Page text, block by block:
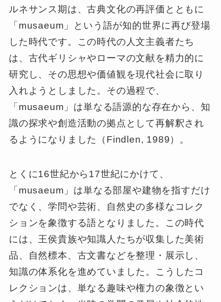
ルネサンス期は、古典文化の再評価とともに
「musaeum」という語が知的世界に再び登場
した時代です。この時代の人文主義者たち
は、古代ギリシャやローマの文献を精力的に
研究し、その思想や価値観を現代社会に取り
入れようとしました。その過程で、
「musaeum」は単なる語源的な存在から、知
識の探求や創造活動の拠点として再解釈され
るようになりました（Findlen, 1989）。
とくに16世紀から17世紀にかけて、
「musaeum」は単なる部屋や建物を指すだけ
でなく、学問や芸術、自然史の多様なコレク
ションを象徴する語となりました。この時代
には、王侯貴族や知識人たちが収集した美術
品、自然標本、古文書などを整理・展示し、
知識の体系化を進めていました。こうしたコ
レクションは、単なる趣味や権力の象徴とい